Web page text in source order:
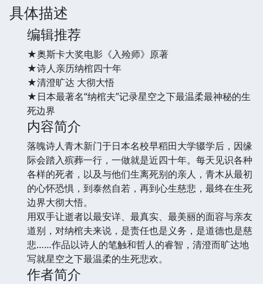
具体描述
编辑推荐
★奥斯卡大奖电影《入殓师》原著
★诗人亲历纳棺四十年
★清澄旷达 大彻大悟
★日本最著名“纳棺夫”记录星空之下最温柔最神秘的生
死边界
内容简介
落魄诗人青木新门于日本名校早稻田大学辍学后，因缘
际会踏入殡葬一行，一做就是近四十年。每天见识各种
各样的死者，以及与他们生离死别的亲人，青木从最初
的心怀恐惧，到泰然自若，再到心生慈悲，最终在生死
边界大彻大悟。
用双手让逝者以最安详、最真实、最美丽的面容与亲友
道别，对纳棺夫来说，是责任也是义务，是道德也是慈
悲……作品以诗人的笔触和哲人的睿智，清澄而旷达地
写就星空之下最温柔的生死悲欢。
作者简介